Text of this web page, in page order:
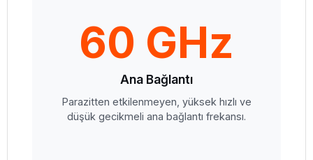
60 GHz
Ana Bağlantı
Parazitten etkilenmeyen, yüksek hızlı ve
düşük gecikmeli ana bağlantı frekansı.